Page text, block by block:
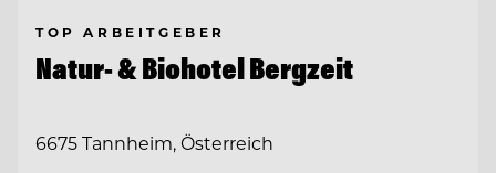
TOP ARBEITGEBER
Natur- & Biohotel Bergzeit
6675 Tannheim, Österreich